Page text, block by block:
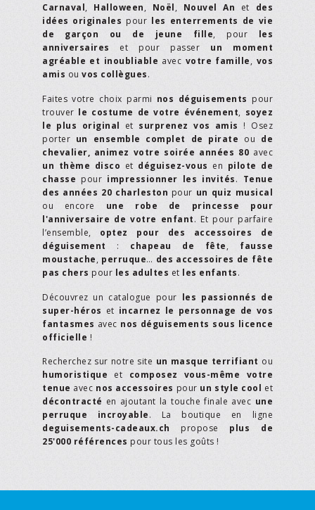
Carnaval, Halloween, Noël, Nouvel An et des
idées originales pour les enterrements de vie
de garçon ou de jeune fille, pour les
anniversaires et pour passer un moment
agréable et inoubliable avec votre famille, vos
amis ou vos collègues.
Faites votre choix parmi nos déguisements pour
trouver le costume de votre événement, soyez
le plus original et surprenez vos amis ! Osez
porter un ensemble complet de pirate ou de
chevalier, animez votre soirée années 80 avec
un thème disco et déguisez-vous en pilote de
chasse pour impressionner les invités. Tenue
des années 20 charleston pour un quiz musical
ou encore une robe de princesse pour
l'anniversaire de votre enfant. Et pour parfaire
l’ensemble, optez pour des accessoires de
déguisement : chapeau de fête, fausse
moustache, perruque… des accessoires de fête
pas chers pour les adultes et les enfants.
Découvrez un catalogue pour les passionnés de
super-héros et incarnez le personnage de vos
fantasmes avec nos déguisements sous licence
officielle !
Recherchez sur notre site un masque terrifiant ou
humoristique et composez vous-même votre
tenue avec nos accessoires pour un style cool et
décontracté en ajoutant la touche finale avec une
perruque incroyable. La boutique en ligne
deguisements-cadeaux.ch propose plus de
25'000 références pour tous les goûts !